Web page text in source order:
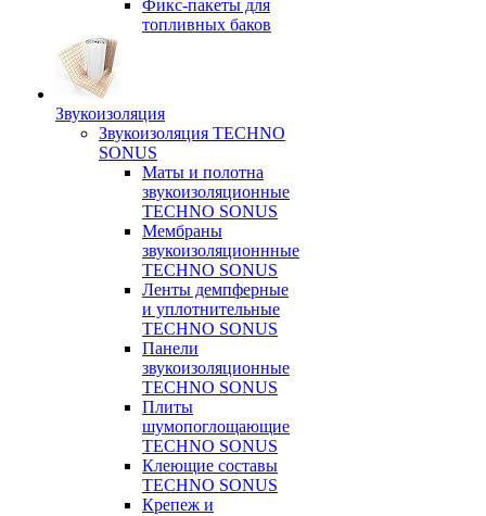
Фикс-пакеты для
топливных баков
Звукоизоляция
Звукоизоляция TECHNO
SONUS
Маты и полотна
звукоизоляционные
TECHNO SONUS
Мембраны
звукоизоляционнные
TECHNO SONUS
Ленты демпферные
и уплотнительные
TECHNO SONUS
Панели
звукоизоляционные
TECHNO SONUS
Плиты
шумопоглощающие
TECHNO SONUS
Клеющие составы
TECHNO SONUS
Крепеж и